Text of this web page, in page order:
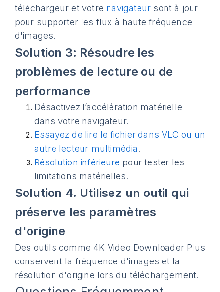
téléchargeur et votre navigateur sont à jour
pour supporter les flux à haute fréquence
d'images.
Solution 3: Résoudre les
problèmes de lecture ou de
performance
Désactivez l’accélération matérielle
dans votre navigateur.
Essayez de lire le fichier dans VLC ou un
autre lecteur multimédia .
Résolution inférieure pour tester les
limitations matérielles.
Solution 4. Utilisez un outil qui
préserve les paramètres
d'origine
Des outils comme 4K Video Downloader Plus
conservent la fréquence d'images et la
résolution d'origine lors du téléchargement.